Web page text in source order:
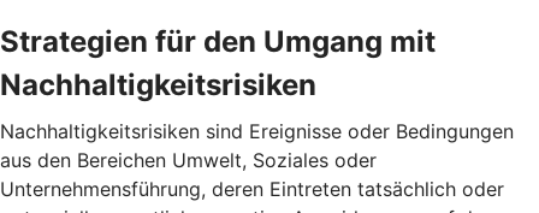
Strategien für den Umgang mit
Nachhaltigkeitsrisiken
Nachhaltigkeitsrisiken sind Ereignisse oder Bedingungen
aus den Bereichen Umwelt, Soziales oder
Unternehmensführung, deren Eintreten tatsächlich oder